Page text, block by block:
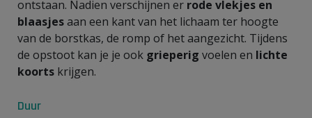
ontstaan. Nadien verschijnen er rode vlekjes en
blaasjesaan een kant van het lichaam ter hoogte
van de borstkas, de romp of het aangezicht. Tijdens
de opstoot kan je je ook grieperig voelen en lichte
koorts krijgen.
Duur